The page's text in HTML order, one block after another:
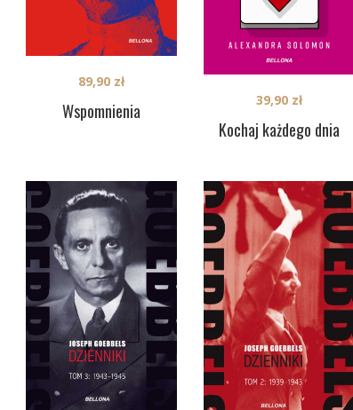
Wspomnienia
89,90 zł
Kochaj każdego dnia
39,90 zł